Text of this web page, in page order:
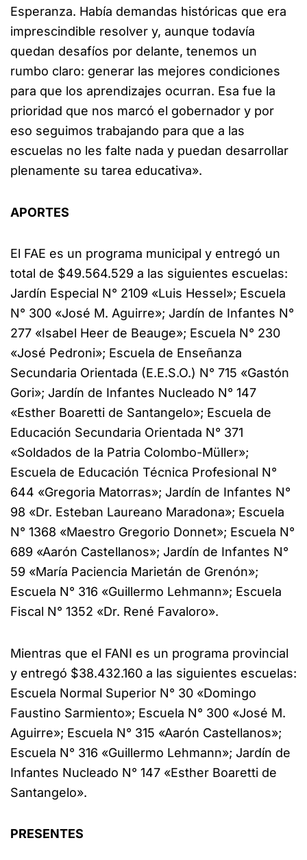
Esperanza. Había demandas históricas que era
imprescindible resolver y, aunque todavía
quedan desafíos por delante, tenemos un
rumbo claro: generar las mejores condiciones
para que los aprendizajes ocurran. Esa fue la
prioridad que nos marcó el gobernador y por
eso seguimos trabajando para que a las
escuelas no les falte nada y puedan desarrollar
plenamente su tarea educativa».
APORTES
El FAE es un programa municipal y entregó un
total de $49.564.529 a las siguientes escuelas:
Jardín Especial N° 2109 «Luis Hessel»; Escuela
N° 300 «José M. Aguirre»; Jardín de Infantes N°
277 «Isabel Heer de Beauge»; Escuela N° 230
«José Pedroni»; Escuela de Enseñanza
Secundaria Orientada (E.E.S.O.) N° 715 «Gastón
Gori»; Jardín de Infantes Nucleado N° 147
«Esther Boaretti de Santangelo»; Escuela de
Educación Secundaria Orientada N° 371
«Soldados de la Patria Colombo-Müller»;
Escuela de Educación Técnica Profesional N°
644 «Gregoria Matorras»; Jardín de Infantes N°
98 «Dr. Esteban Laureano Maradona»; Escuela
N° 1368 «Maestro Gregorio Donnet»; Escuela N°
689 «Aarón Castellanos»; Jardín de Infantes N°
59 «María Paciencia Marietán de Grenón»;
Escuela N° 316 «Guillermo Lehmann»; Escuela
Fiscal N° 1352 «Dr. René Favaloro».
Mientras que el FANI es un programa provincial
y entregó $38.432.160 a las siguientes escuelas:
Escuela Normal Superior N° 30 «Domingo
Faustino Sarmiento»; Escuela N° 300 «José M.
Aguirre»; Escuela N° 315 «Aarón Castellanos»;
Escuela N° 316 «Guillermo Lehmann»; Jardín de
Infantes Nucleado N° 147 «Esther Boaretti de
Santangelo».
PRESENTES